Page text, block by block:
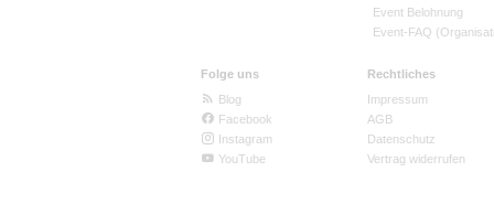
Event Belohnung
Event-FAQ
Folge uns
Blog
Facebook
Instagram
YouTube
Rechtliches
Impressum
AGB
Datenschutz
Vertrag widerrufen